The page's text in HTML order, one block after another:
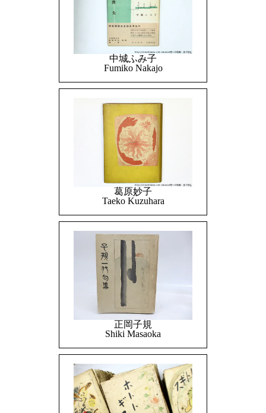
中城ふみ子
Fumiko Nakajo
葛原妙子
Taeko Kuzuhara
正岡子規
Shiki Masaoka